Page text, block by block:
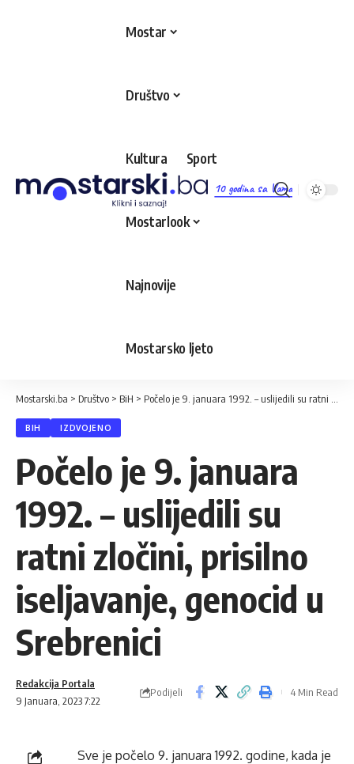
10 godina sa Vama
Mostar
Društvo
Kultura Sport
Mostarlook
Najnovije
Mostarsko ljeto
Mostarski.ba > Društvo > BiH > Počelo je 9. januara 1992. – uslijedili su ratni zločini, prisilno iseljavanje, genocid u Srebrenici
BIH IZDVOJENO
Počelo je 9. januara
1992. – uslijedili su
ratni zločini, prisilno
iseljavanje, genocid u
Srebrenici
9 Januara, 2023 7:22
Redakcija Portala
Podijeli 4 Min Read
Sve je počelo 9. januara 1992. godine, kada je